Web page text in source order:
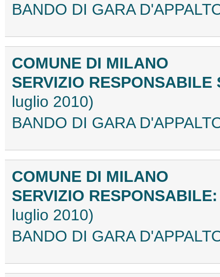
BANDO DI GARA
COMUNE DI MILANO
SERVIZIO
luglio 2010)
BANDO DI GARA
COMUNE DI MILANO
SERVIZIO
luglio 2010)
BANDO DI GARA